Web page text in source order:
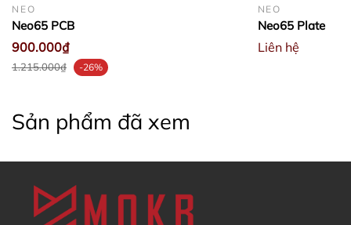
4. Tôi muốn theo dõi tiến độ GB / Order thì xem ở đâu?
Facebook
sách bảo hành không?
Sau khi đã thêm sản phẩm vào Giỏ hàng, bạn hãy
vàogiỏ hàngvà chọnthanh toán
NEO
Neo65 PCB
900.000₫
1.215.000₫ -26%
NEO
Neo65 Plate
Liên hệ
Sản phẩm đã xem